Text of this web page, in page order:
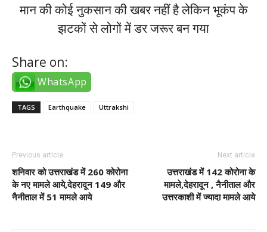
मान की कोई नुकसान की खबर नहीं है लेकिन भूकंप के
झटकों से लोगों में डर जरूर बन गया
Share on:
WhatsApp
TAGS Earthquake Uttrakshi
Previous article
शनिवार को उत्तराखंड में 260 कोरोना
के नए मामले आये,देहरादून 149 और
नैनीताल में 51 मामले आये
Next article
उत्तराखंड में 142 कोरोना के
मामले,देहरादून , नैनीताल और
उत्तरकाशी में ज्यादा मामले आये